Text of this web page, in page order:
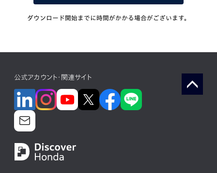
ダウンロード開始までに時間がかかる場合がございます。
公式アカウント・関連サイト